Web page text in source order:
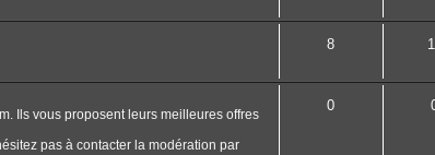
8
Ils vous proposent leurs meilleures offres
pas à contacter la modération par
0